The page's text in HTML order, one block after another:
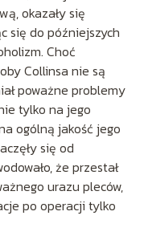
okazały się
się do późniejszych
Choć
Collinsa nie są
poważne problemy
tylko na jego
ogólną jakość jego
się od
że przestał
urazu pleców,
po operacji tylko